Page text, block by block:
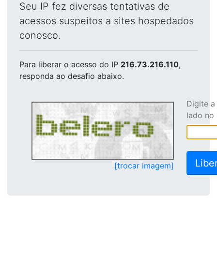
Seu IP fez diversas tentativas de
acessos suspeitos a sites hospedados
conosco.
Para liberar o acesso do IP 216.73.216.110,
responda ao desafio abaixo.
[trocar imagem]
Digite
lado no